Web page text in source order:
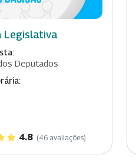
Legislativa
Deputados
4.8 (46 avaliações)